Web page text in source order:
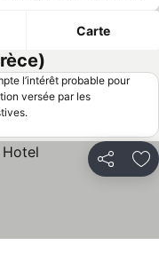
Carte
l’intérêt probable pour
versée par les
Partager